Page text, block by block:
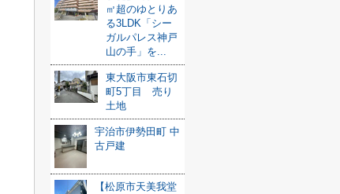
㎡超のゆとりあ
る3LDK「シー
ガルパレス神戸
山の手」を...
東大阪市東石切
町5丁目 売り
土地
宇治市伊勢田町 中
古戸建
【松原市天美我堂